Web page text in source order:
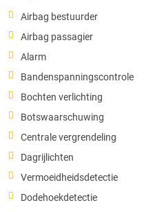
Airbag bestuurder
Airbag passagier
Alarm
Bandenspanningscontrole
Bochten verlichting
Botswaarschuwing
Centrale vergrendeling
Dagrijlichten
Vermoeidheidsdetectie
Dodehoekdetectie